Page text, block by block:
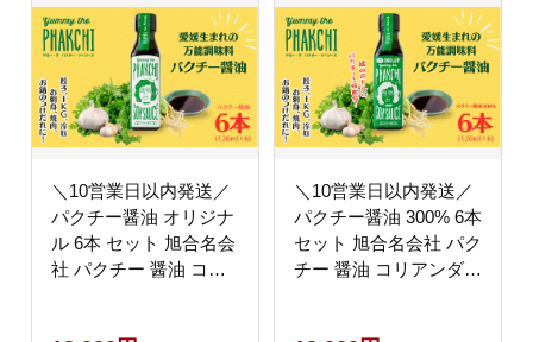
＼10営業日以内発送／
パクチー醤油 オリジナ
ル 6本 セット 旭合名会
社 パクチー 醤油 コリ
＼10営業日以内発送／
パクチー醤油 300% 6本
セット 旭合名会社 パク
チー 醤油 コリアンダー